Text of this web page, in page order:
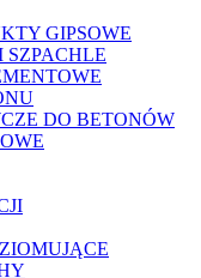
GIPSOWE
SZPACHLE
DO BETONÓW